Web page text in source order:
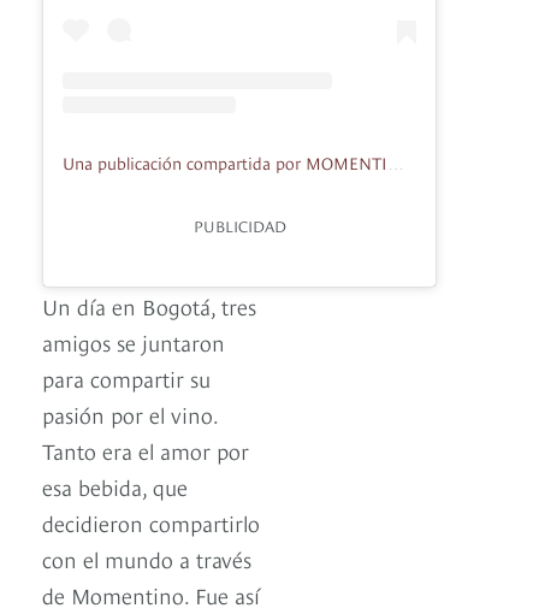
PUBLICIDAD
Un día en Bogotá, tres
amigos se juntaron
para compartir su
pasión por el vino.
Tanto era el amor por
esa bebida, que
decidieron compartirlo
con el mundo a través
de Momentino. Fue así